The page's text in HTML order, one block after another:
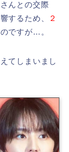
んとの交際
するため、
２
のですが…。
てしまいまし